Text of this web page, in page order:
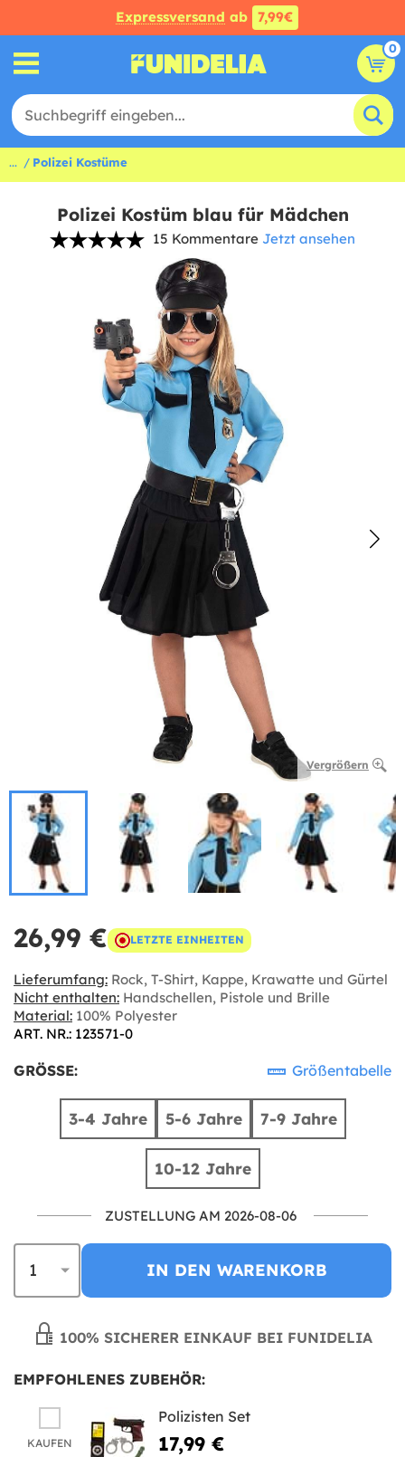
Expressversand ab 7,99€
0
... Polizei Kostüme
Polizei Kostüm blau für Mädchen
15 Kommentare Jetzt ansehen
Vergrößern
26,99 € LETZTE EINHEITEN
Lieferumfang: Rock, T-Shirt, Kappe, Krawatte und Gürtel
Nicht enthalten: Handschellen, Pistole und Brille
Material: 100% Polyester
ART. NR.: 123571-0
GRÖSSE: Größentabelle
3-4 Jahre 5-6 Jahre 7-9 Jahre
10-12 Jahre
ZUSTELLUNG AM 2026-08-06
IN DEN WARENKORB
100% SICHERER EINKAUF BEI FUNIDELIA
EMPFOHLENES ZUBEHÖR:
KAUFEN
Polizisten Set
17,99 €